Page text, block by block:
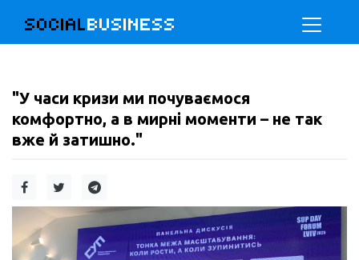
SOCIALBUSINESS
"У часи кризи ми почуваємося
комфортно, а в мирні моменти – не так
вже й затишно."